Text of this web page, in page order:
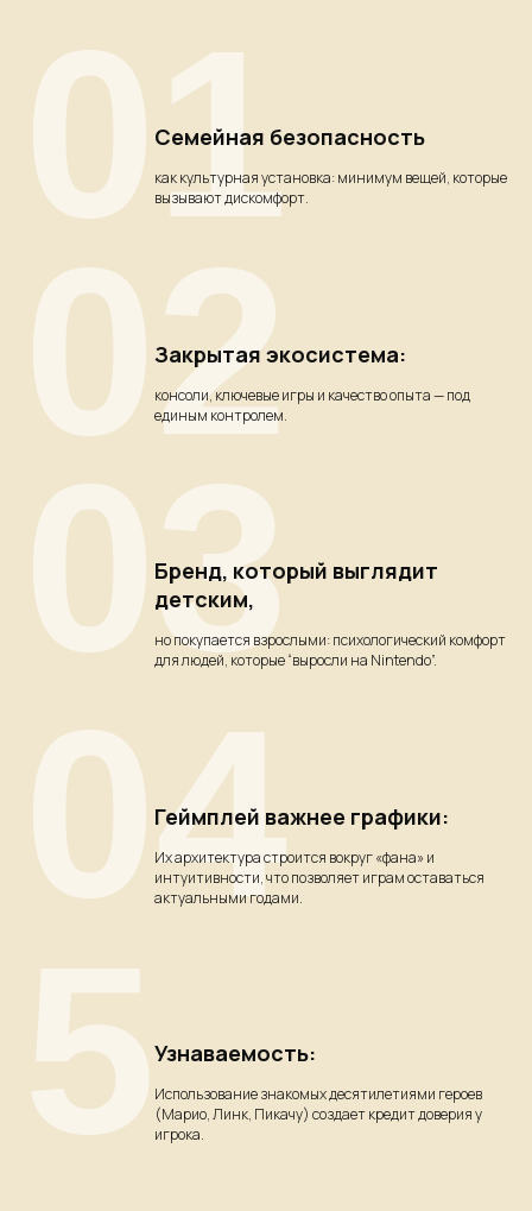
Семейная безопасность
как культурная установка: минимум вещей, которые
вызывают дискомфорт.
01
Закрытая экосистема:
консоли, ключевые игры и качество опыта — под
единым контролем.
02
Бренд, который выглядит
детским,
но покупается взрослыми: психологический комфорт
для людей, которые “выросли на Nintendo”.
03
Геймплей важнее графики:
Их архитектура строится вокруг «фана» и
интуитивности, что позволяет играм оставаться
актуальными годами.
04
Узнаваемость:
Использование знакомых десятилетиями героев
(Марио, Линк, Пикачу) создает кредит доверия у
игрока.
5